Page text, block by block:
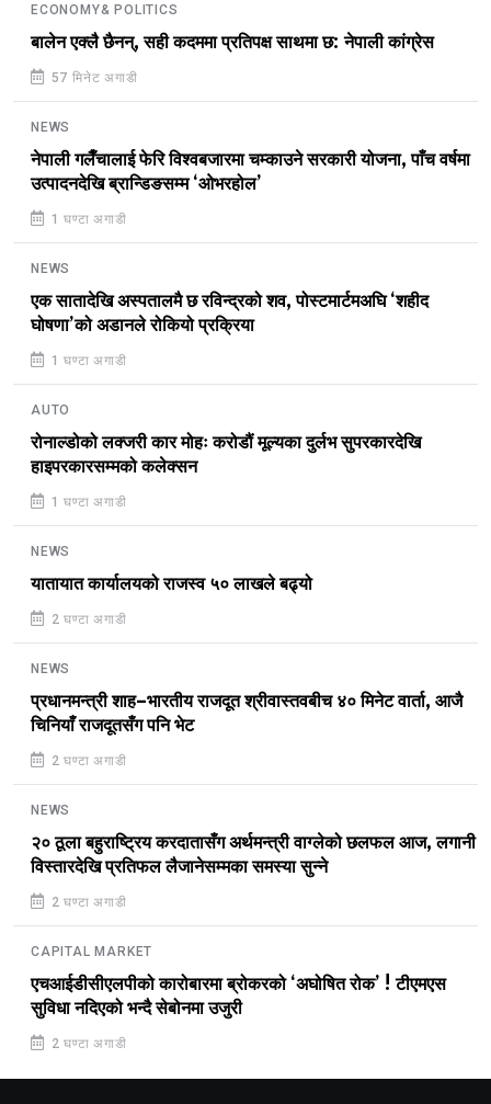
ECONOMY& POLITICS
बालेन एक्लै छैनन्, सही कदममा प्रतिपक्ष साथमा छ: नेपाली कांग्रेस
57 मिनेट अगाडी
NEWS
नेपाली गलैँचालाई फेरि विश्वबजारमा चम्काउने सरकारी योजना, पाँच वर्षमा
उत्पादनदेखि ब्रान्डिङसम्म ‘ओभरहोल’
1 घण्टा अगाडी
NEWS
एक सातादेखि अस्पतालमै छ रविन्द्रको शव, पोस्टमार्टमअघि ‘शहीद
घोषणा’को अडानले रोकियो प्रक्रिया
1 घण्टा अगाडी
AUTO
रोनाल्डोको लक्जरी कार मोहः करोडौं मूल्यका दुर्लभ सुपरकारदेखि
हाइपरकारसम्मको कलेक्सन
1 घण्टा अगाडी
NEWS
यातायात कार्यालयको राजस्व ५० लाखले बढ्यो
2 घण्टा अगाडी
NEWS
प्रधानमन्त्री शाह–भारतीय राजदूत श्रीवास्तवबीच ४० मिनेट वार्ता, आजै
चिनियाँ राजदूतसँग पनि भेट
2 घण्टा अगाडी
NEWS
२० ठूला बहुराष्ट्रिय करदातासँग अर्थमन्त्री वाग्लेको छलफल आज, लगानी
विस्तारदेखि प्रतिफल लैजानेसम्मका समस्या सुन्ने
2 घण्टा अगाडी
CAPITAL MARKET
एचआईडीसीएलपीको कारोबारमा ब्रोकरको ‘अघोषित रोक’ ! टीएमएस
सुविधा नदिएको भन्दै सेबोनमा उजुरी
2 घण्टा अगाडी